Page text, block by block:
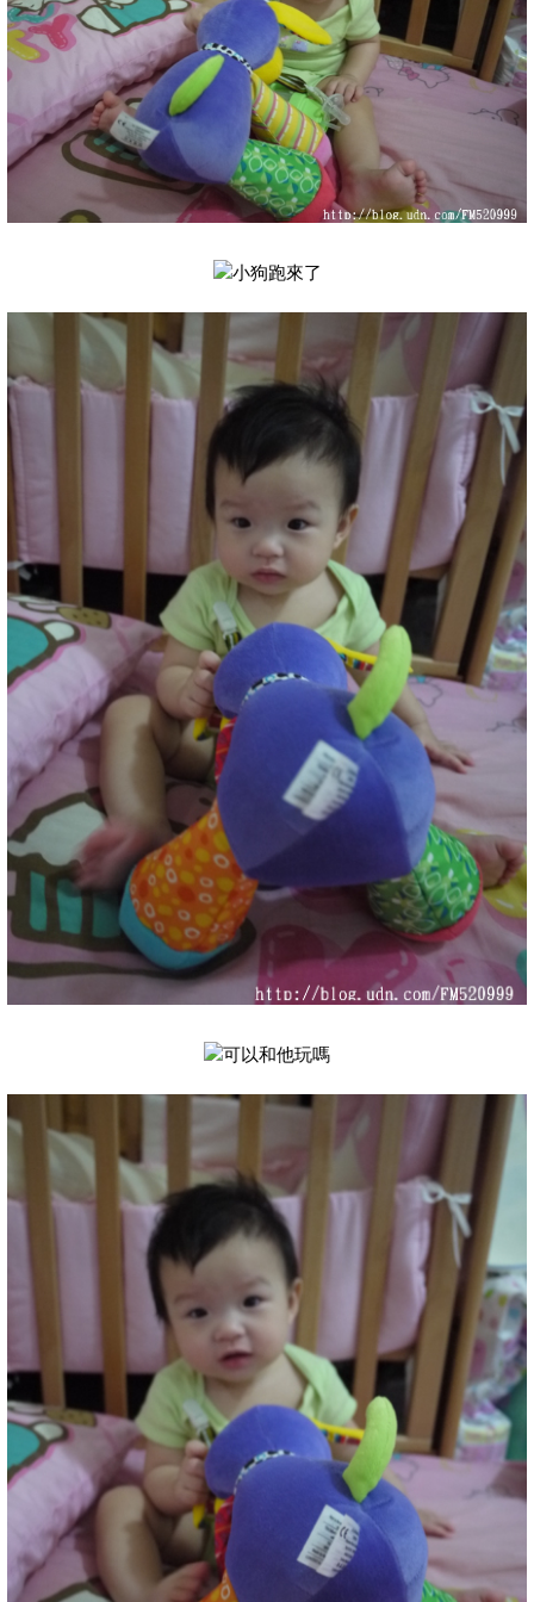
小狗跑來了
可以和他玩嗎